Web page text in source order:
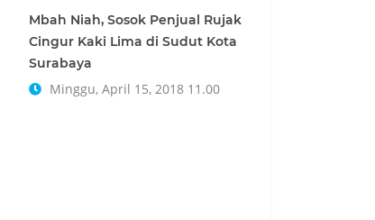
Mbah Niah, Sosok Penjual Rujak
Cingur Kaki Lima di Sudut Kota
Surabaya
Minggu, April 15, 2018 11.00